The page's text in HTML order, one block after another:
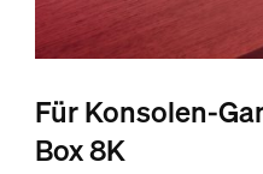
Für Konsolen-
Box 8K